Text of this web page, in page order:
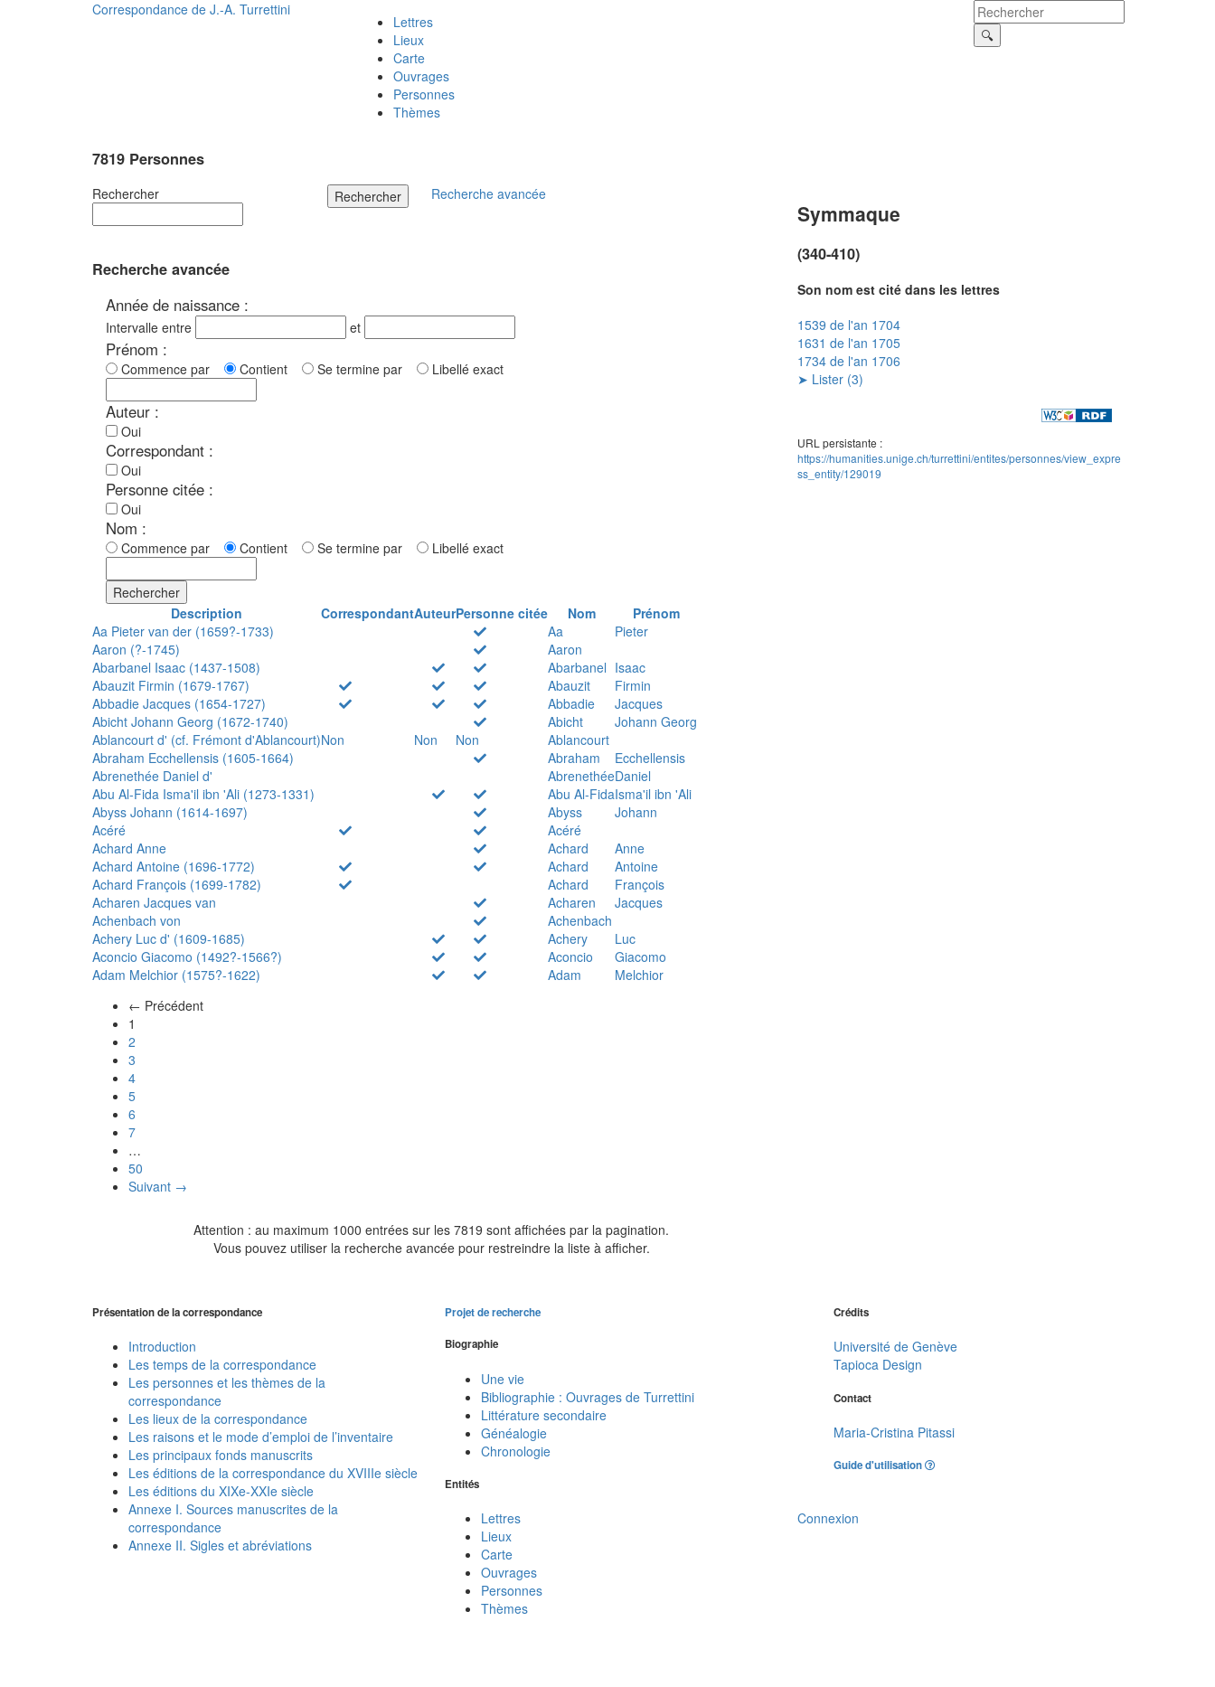
Correspondance de J.-A. Turrettini
Lettres
Lieux
Carte
Ouvrages
Personnes
Thèmes
7819 Personnes
Rechercher Rechercher Recherche avancée
Recherche avancée
Année de naissance :
Intervalle entre et
Prénom :
Commence par Contient Se termine par Libellé exact
Auteur :
Oui
Correspondant :
Oui
Personne citée :
Oui
Nom :
Commence par Contient Se termine par Libellé exact
Rechercher
Description
CorrespondantAuteurPersonne citée Nom
Prénom
Aa Pieter van der (1659?-1733)
Aa
Pieter
Aaron (?-1745)
Aaron
Abarbanel Isaac (1437-1508)
Abarbanel Isaac
Abauzit Firmin (1679-1767)
Abauzit
Firmin
Abbadie Jacques (1654-1727)
Abbadie
Jacques
Abicht Johann Georg (1672-1740)
Abicht
Johann Georg
Ablancourt d' (cf. Frémont d'Ablancourt)Non Non Non
Ablancourt
Abraham Ecchellensis (1605-1664)
Abraham
Ecchellensis
Abrenethée Daniel d'
AbrenethéeDaniel
Abu Al-Fida Isma'il ibn 'Ali (1273-1331)
Abu Al-FidaIsma'il ibn 'Ali
Abyss Johann (1614-1697)
Abyss
Johann
Acéré
Acéré
Achard Anne
Achard
Anne
Achard Antoine (1696-1772)
Achard
Antoine
Achard François (1699-1782)
Achard
François
Acharen Jacques van
Acharen
Jacques
Achenbach von
Achenbach
Achery Luc d' (1609-1685)
Achery
Luc
Aconcio Giacomo (1492?-1566?)
Aconcio
Giacomo
Adam Melchior (1575?-1622)
Adam
Melchior
← Précédent
1
2
3
4
5
6
7
…
50
Suivant →
Attention : au maximum 1000 entrées sur les 7819 sont affichées par la pagination.
Vous pouvez utiliser la recherche avancée pour restreindre la liste à afficher.
Symmaque
(340-410)
Son nom est cité dans les lettres
1539 de l'an 1704
1631 de l'an 1705
1734 de l'an 1706
➤ Lister (3)
URL persistante :
https://humanities.unige.ch/turrettini/entites/personnes/view_expre
ss_entity/129019
Présentation de la correspondance
Introduction
Les temps de la correspondance
Les personnes et les thèmes de la
correspondance
Les lieux de la correspondance
Les raisons et le mode d’emploi de l’inventaire
Les principaux fonds manuscrits
Les éditions de la correspondance du XVIIIe siècle
Les éditions du XIXe-XXIe siècle
Annexe I. Sources manuscrites de la
correspondance
Annexe II. Sigles et abréviations
Projet de recherche
Biographie
Une vie
Bibliographie : Ouvrages de Turrettini
Littérature secondaire
Généalogie
Chronologie
Entités
Lettres
Lieux
Carte
Ouvrages
Personnes
Thèmes
Crédits
Université de Genève
Tapioca Design
Contact
Maria-Cristina Pitassi
Guide d'utilisation
Connexion